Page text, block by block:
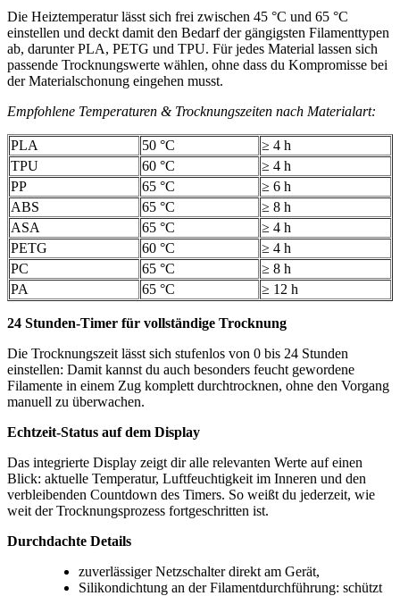
Die Heiztemperatur lässt sich frei zwischen 45 °C und 65 °C
einstellen und deckt damit den Bedarf der gängigsten Filamenttypen
ab, darunter PLA, PETG und TPU. Für jedes Material lassen sich
passende Trocknungswerte wählen, ohne dass du Kompromisse bei
der Materialschonung eingehen musst.
Empfohlene Temperaturen & Trocknungszeiten nach Materialart:
PLA 50 °C
≥ 4 h
TPU
60 °C
≥ 4 h
PP
65 °C
≥ 6 h
ABS
65 °C
≥ 8 h
ASA
65 °C
≥ 4 h
PETG
60 °C
≥ 4 h
PC
65 °C
≥ 8 h
PA
65 °C ≥ 12 h
24 Stunden-Timer für vollständige Trocknung
Die Trocknungszeit lässt sich stufenlos von 0 bis 24 Stunden
einstellen: Damit kannst du auch besonders feucht gewordene
Filamente in einem Zug komplett durchtrocknen, ohne den Vorgang
manuell zu überwachen.
Echtzeit-Status auf dem Display
Das integrierte Display zeigt dir alle relevanten Werte auf einen
Blick: aktuelle Temperatur, Luftfeuchtigkeit im Inneren und den
verbleibenden Countdown des Timers. So weißt du jederzeit, wie
weit der Trocknungsprozess fortgeschritten ist.
Durchdachte Details
zuverlässiger Netzschalter direkt am Gerät,
Silikondichtung an der Filamentdurchführung: schützt